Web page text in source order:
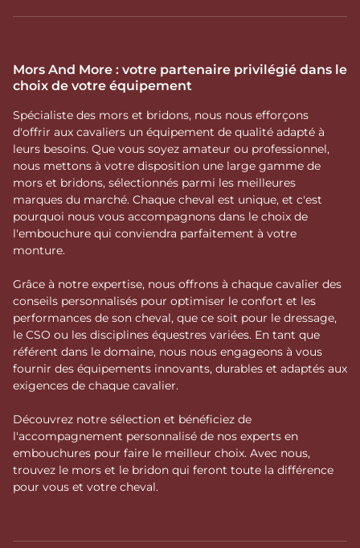
Mors And More : votre partenaire privilégié dans le
choix de votre équipement
Spécialiste des mors et bridons, nous nous efforçons
d'offrir aux cavaliers un équipement de qualité adapté à
leurs besoins. Que vous soyez amateur ou professionnel,
nous mettons à votre disposition une large gamme de
mors et bridons, sélectionnés parmi les meilleures
marques du marché. Chaque cheval est unique, et c'est
pourquoi nous vous accompagnons dans le choix de
l'embouchure qui conviendra parfaitement à votre
monture.
Grâce à notre expertise, nous offrons à chaque cavalier des
conseils personnalisés pour optimiser le confort et les
performances de son cheval, que ce soit pour le dressage,
le CSO ou les disciplines équestres variées. En tant que
référent dans le domaine, nous nous engageons à vous
fournir des équipements innovants, durables et adaptés aux
exigences de chaque cavalier.
Découvrez notre sélection et bénéficiez de
l'accompagnement personnalisé de nos experts en
embouchures pour faire le meilleur choix. Avec nous,
trouvez le mors et le bridon qui feront toute la différence
pour vous et votre cheval.